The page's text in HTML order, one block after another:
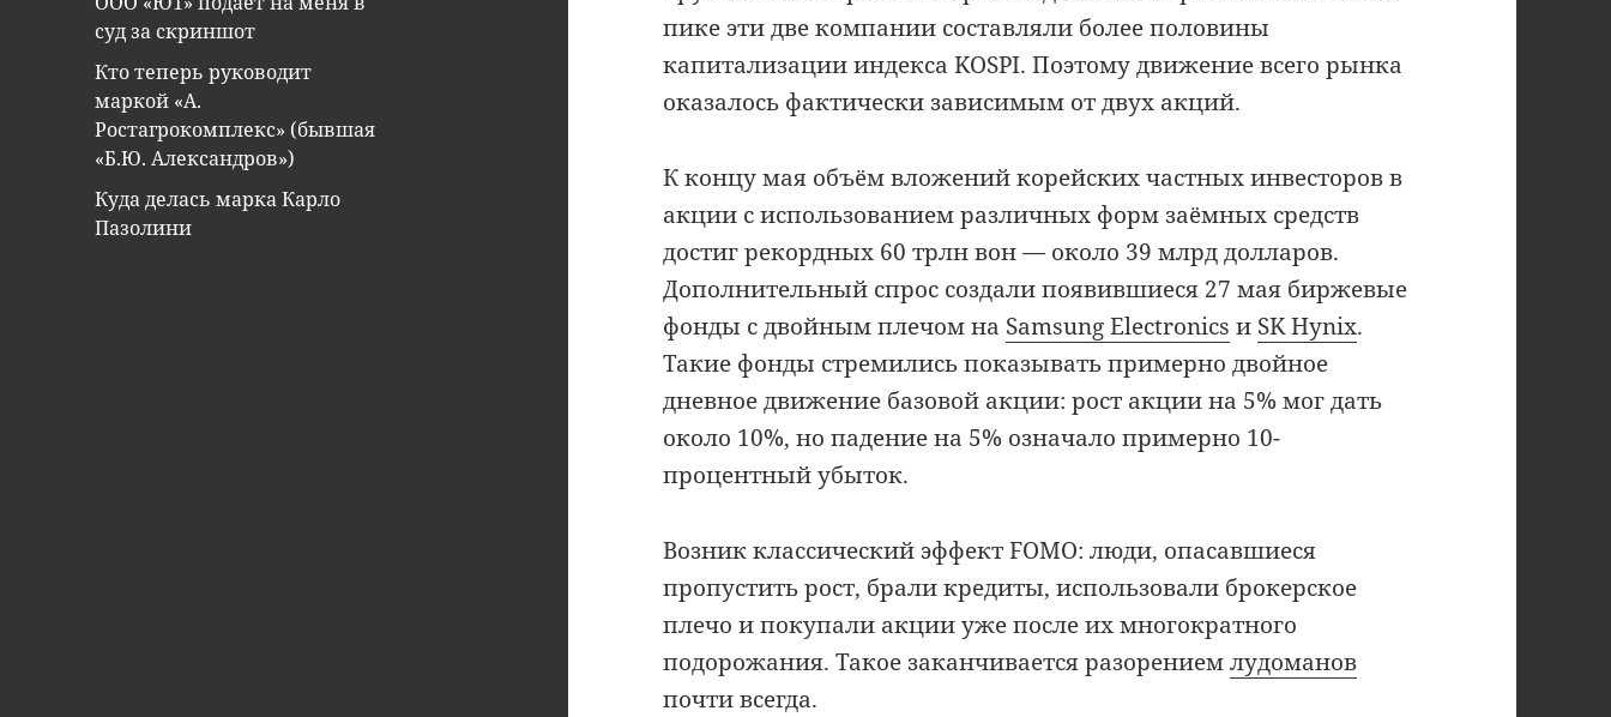
суд за скриншот
Кто теперь руководит
маркой «А.
Ростагрокомплекс» (бывшая
«Б.Ю. Александров»)
Куда делась марка Карло
Пазолини
пике эти две компании составляли более половины
капитализации индекса KOSPI. Поэтому движение всего рынка
оказалось фактически зависимым от двух акций.
К концу мая объём вложений корейских частных инвесторов в
акции с использованием различных форм заёмных средств
достиг рекордных 60 трлн вон — около 39 млрд долларов.
Дополнительный спрос создали появившиеся 27 мая биржевые
фонды с двойным плечом на Samsung Electronics и SK Hynix.
Такие фонды стремились показывать примерно двойное
дневное движение базовой акции: рост акции на 5% мог дать
около 10%, но падение на 5% означало примерно 10-
процентный убыток.
Возник классический эффект FOMO: люди, опасавшиеся
пропустить рост, брали кредиты, использовали брокерское
плечо и покупали акции уже после их многократного
подорожания. Такое заканчивается разорениемлудоманов
почти всегда.